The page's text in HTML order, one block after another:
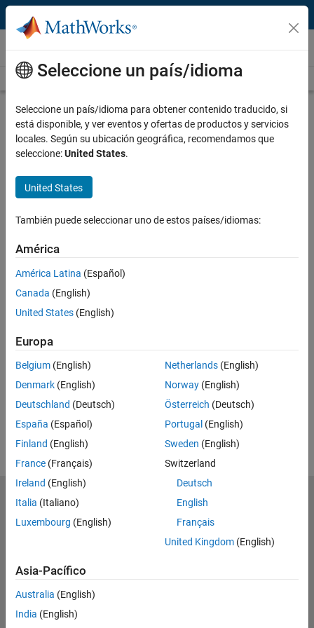
Saltar al contenido
Vídeos
Videos Home Search
Play
Description
MATLAB
Published: 18 Jan 2020
Related Resources
UP NEXT
RELATED VIDEOS
View more related videos
Seleccione un país/idioma
Seleccione un país/idioma para obtener contenido traducido, si
está disponible, y ver eventos y ofertas de productos y servicios
locales. Según su ubicación geográfica, recomendamos que
seleccione:United States.
United States
También puede seleccionar uno de estos países/idiomas:
América
América Latina (Español)
Canada (English)
United States (English)
Europa
Belgium (English)
Denmark (English)
Deutschland (Deutsch)
España (Español)
Finland (English)
France (Français)
Ireland (English)
Italia (Italiano)
Luxembourg (English)
Netherlands(English)
Norway(English)
Österreich (Deutsch)
Portugal (English)
Sweden (English)
Switzerland
Deutsch
English
Français
United Kingdom(English)
Asia-Pacífico
Australia (English)
India (English)
MathWorks
Probar o comprar
Aprender a utilizar